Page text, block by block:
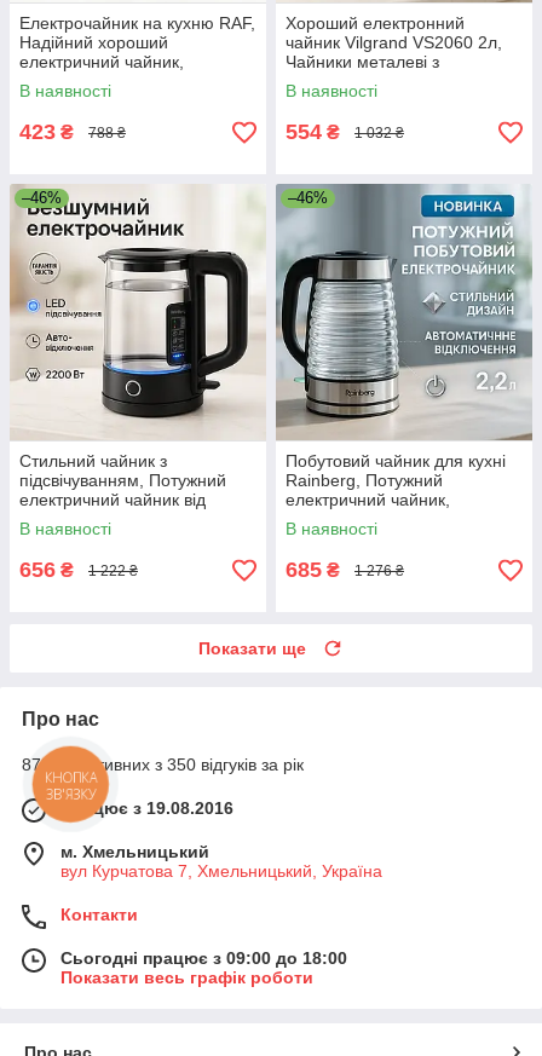
Електрочайник на кухню RAF,
Надійний хороший
електричний чайник,
Сучасний електричний
чайник FT-17
В наявності
423 ₴ 788 ₴
Хороший електронний
чайник Vilgrand VS2060 2л,
Чайники металеві з
нержавіючої сталі UQ-78
В наявності
554 ₴ 1 032 ₴
–46%
Стильний чайник з
підсвічуванням, Потужний
електричний чайник від
розетки, Стильний
електрочайник GR-40
В наявності
656 ₴ 1 222 ₴
–46%
Побутовий чайник для кухні
Rainberg, Потужний
електричний чайник,
Дисковий електрочайник RY-
49
В наявності
685 ₴ 1 276 ₴
Показати ще
Про нас
87% позитивних з 350 відгуків за рік
Працює з 19.08.2016
м. Хмельницький
вул Курчатова 7, Хмельницький, Україна
Контакти
Сьогодні працює з 09:00 до 18:00
Показати весь графік роботи